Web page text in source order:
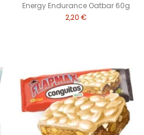
Energy Endurance Oatbar 60g
2,20 €